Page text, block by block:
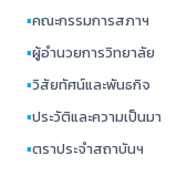
▪คณะกรรมการสภาฯ
▪ผู้อำนวยการวิทยาลัย
▪วิสัยทัศน์และพันธกิจ
▪ประวัติและความเป็นมา
▪ตราประจำสถาบันฯ